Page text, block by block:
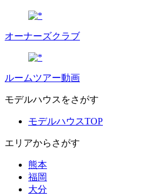
オーナーズクラブ
ルームツアー動画
モデルハウスをさがす
モデルハウスTOP
エリアからさがす
熊本
福岡
大分